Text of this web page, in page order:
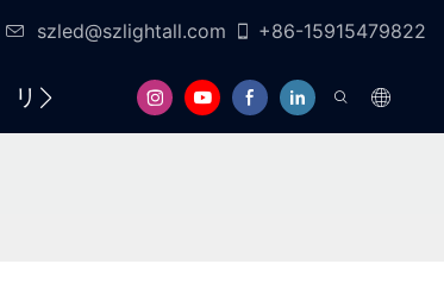
szled@szlightall.com +86-15915479822
リソースとサポート